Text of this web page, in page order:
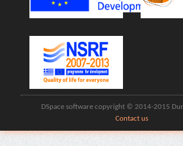
DSpace software copyright © 2014-2015
Contact us